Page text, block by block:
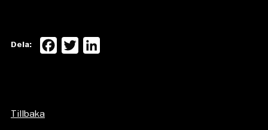
Dela: Facebook
Twitter
Tillbaka